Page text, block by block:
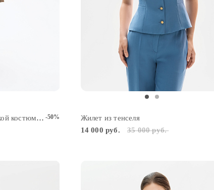
Юбка-шорты из итальянской костюмной шерсти -50% Жилет из тенселя
14 000 руб. 35 000 руб.